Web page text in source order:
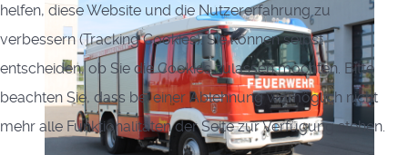
helfen, diese Website und die Nutzererfahrung zu
verbessern (Tracking Cookies). Sie können selbst
entscheiden, ob Sie die Cookies zulassen möchten. Bitte
beachten Sie, dass bei einer Ablehnung womöglich nicht
mehr alle Funktionalitäten der Seite zur Verfügung stehen.